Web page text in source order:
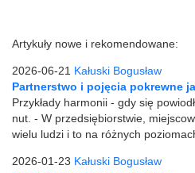
Artykuły nowe i rekomendowane:
2026-06-21 Kałuski Bogusław
Partnerstwo i pojęcia pokrewne
Przykłady harmonii - gdy się
nut. - W przedsiębiorstwie,
wielu ludzi i to na różnych
2026-01-23 Kałuski Bogusław